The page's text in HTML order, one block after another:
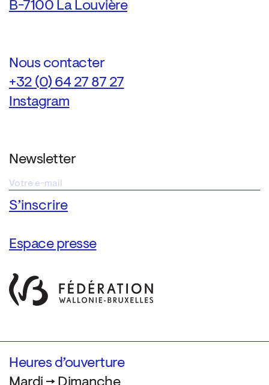
B-7100 La Louvière
Nous contacter
+32 (0) 64 27 87 27
Instagram
Newsletter
Espace presse
Heures d’ouverture